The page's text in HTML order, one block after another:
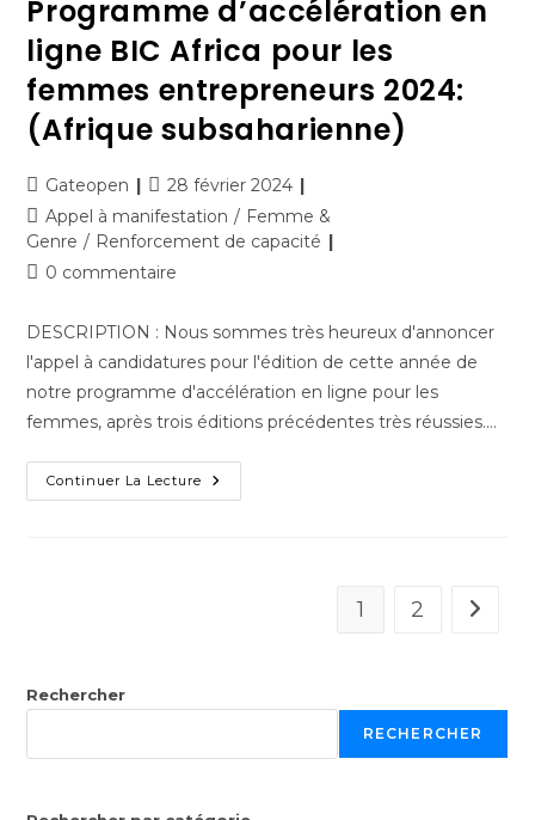
Programme d’accélération en
ligne BIC Africa pour les
femmes entrepreneurs 2024:
(Afrique subsaharienne)
Gateopen
28 février 2024
Appel à manifestation / Femme &
Genre / Renforcement de capacité
0 commentaire
DESCRIPTION : Nous sommes très heureux d'annoncer
l'appel à candidatures pour l'édition de cette année de
notre programme d'accélération en ligne pour les
femmes, après trois éditions précédentes très réussies.…
Continuer La Lecture
1 2
Rechercher
RECHERCHER